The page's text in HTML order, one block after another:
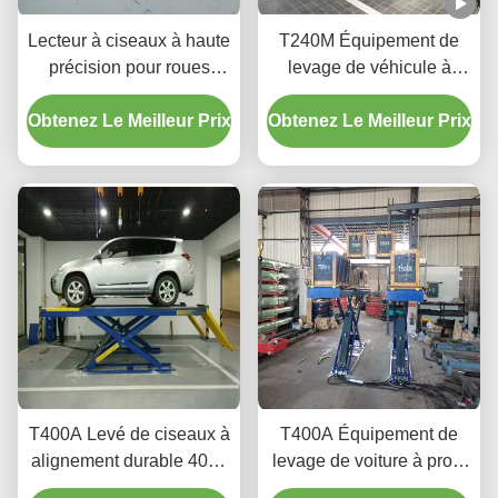
Lecteur à ciseaux à haute
précision pour roues
T400D 4000 kg Capacité
pour ateliers
Obtenez Le Meilleur Prix
T240M Équipement de
levage de véhicule à
deux poteaux à grille
avec technologie de
levage avancée
Obtenez Le Meilleur Prix
T400A Levé de ciseaux à
alignement durable 4000
kg avec levage en
T400A Équipement de
levage de voiture à profil
ultra bas pour